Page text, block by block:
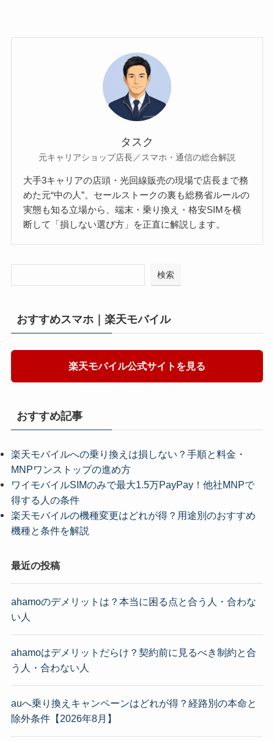
タスク
元キャリアショップ店長／スマホ・通信の総合解説
大手3キャリアの店頭・光回線販売の現場で店長まで務
めた元“中の人”。セールストークの裏も総務省ルールの
実態も知る立場から、端末・乗り換え・格安SIMを横
断して「損しない選び方」を正直に解説します。
検索
おすすめスマホ｜楽天モバイル
楽天モバイル公式サイトを見る
おすすめ記事
楽天モバイルへの乗り換えは損しない？手順と料金・
MNPワンストップの進め方
ワイモバイルSIMのみで最大1.5万PayPay！他社MNPで
得する人の条件
楽天モバイルの機種変更はどれが得？用途別のおすすめ
機種と条件を解説
最近の投稿
ahamoのデメリットは？本当に困る点と合う人・合わな
い人
ahamoはデメリットだらけ？契約前に見るべき制約と合
う人・合わない人
auへ乗り換えキャンペーンはどれが得？経路別の本命と
除外条件【2026年8月】